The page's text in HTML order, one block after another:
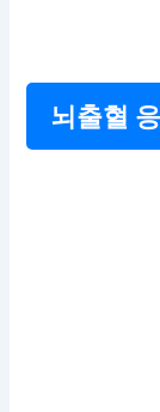
뇌출혈